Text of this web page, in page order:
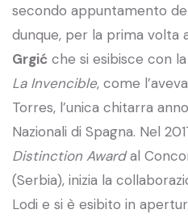
secondo appuntamento
dunque, per la prima volta a
Grgić che si esibisce con
La Invencible, come
Torres, l’unica chitarra
Nazionali di Spagna. Nel
Distinction Awardal
(Serbia), inizia la
Lodi e si è esibito in